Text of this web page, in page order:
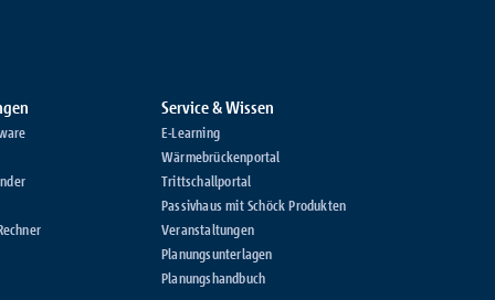
Service & Wissen
E-Learning
Wärmebrückenportal
Trittschallportal
Passivhaus mit Schöck Produkten
Veranstaltungen
Planungsunterlagen
Planungshandbuch